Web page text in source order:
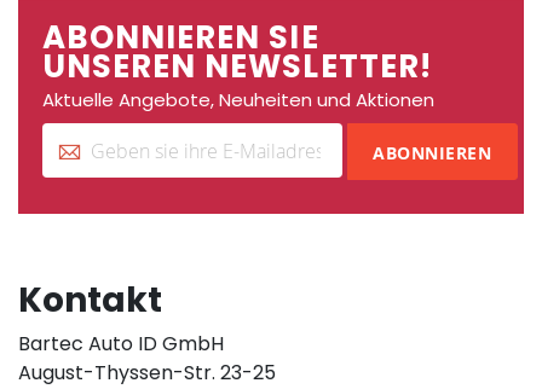
ABONNIEREN SIE
UNSEREN NEWSLETTER!
Aktuelle Angebote, Neuheiten und Aktionen
ABONNIEREN
Kontakt
Bartec Auto ID GmbH
August-Thyssen-Str. 23-25